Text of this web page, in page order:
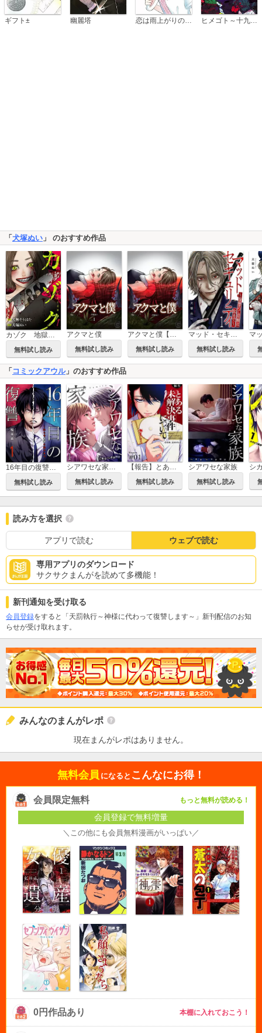
ギフト± 幽麗塔 恋は雨上がりのように ヒメゴト～十九歳の制服～
「 犬塚ぬい 」 のおすすめ作品
無料試し読み
アクマと僕
無料試し読み 無料試し読み 無料試し読み
「コミックアウル」のおすすめ作品
16年目の復讐～奴らを地獄に送るまで【電子単行本版】
無料試し読み
シアワセな家族【電子単行本版】
無料試し読み
【報告】とある未解決事件について
無料試し読み
シアワセな家族
無料試し読み
読み方を選択
アプリで読む ウェブで読む
専用アプリのダウンロード
サクサクまんがを読めて多機能！
新刊通知を受け取る
会員登録をすると「天罰執行～神様に代わって復讐します～」新刊配信のお知
らせが受け取れます。
みんなのまんがレポ
現在まんがレポはありません。
無料会員 になると こんなにお得！
会員限定無料 もっと無料が読める！
会員登録で無料増量
＼この他にも会員無料漫画がいっぱい／
0円作品あり 本棚に入れておこう！